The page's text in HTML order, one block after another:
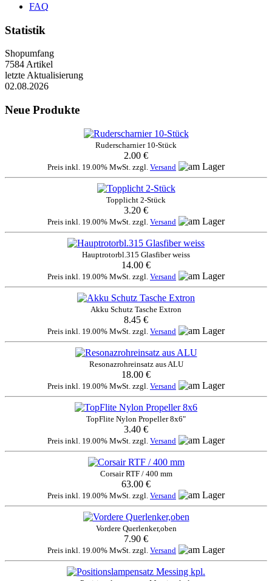
FAQ
Statistik
Shopumfang
7584 Artikel
letzte Aktualisierung
02.08.2026
Neue Produkte
Ruderscharnier 10-Stück
2.00 €
Preis inkl. 19.00% MwSt. zzgl. Versand
Topplicht 2-Stück
3.20 €
Preis inkl. 19.00% MwSt. zzgl. Versand
Hauptrotorbl.315 Glasfiber weiss
14.00 €
Preis inkl. 19.00% MwSt. zzgl. Versand
Akku Schutz Tasche Extron
8.45 €
Preis inkl. 19.00% MwSt. zzgl. Versand
Resonazrohreinsatz aus ALU
18.00 €
Preis inkl. 19.00% MwSt. zzgl. Versand
TopFlite Nylon Propeller 8x6"
3.40 €
Preis inkl. 19.00% MwSt. zzgl. Versand
Corsair RTF / 400 mm
63.00 €
Preis inkl. 19.00% MwSt. zzgl. Versand
Vordere Querlenker,oben
7.90 €
Preis inkl. 19.00% MwSt. zzgl. Versand